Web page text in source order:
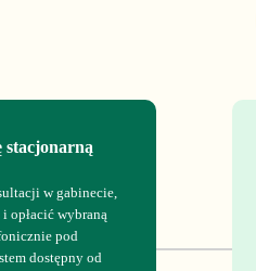
stacjonarną
w gabinecie,
opłacić wybraną
pod
dostępny od